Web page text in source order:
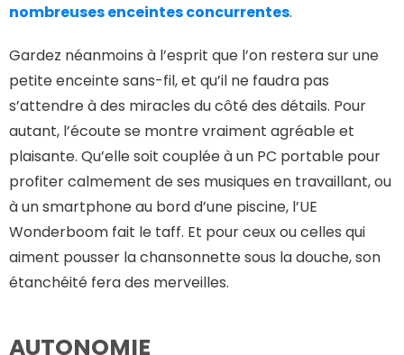
nombreuses enceintes concurrentes.
Gardez néanmoins à l’esprit que l’on restera sur une
petite enceinte sans-fil, et qu’il ne faudra pas
s’attendre à des miracles du côté des détails. Pour
autant, l’écoute se montre vraiment agréable et
plaisante. Qu’elle soit couplée à un PC portable pour
profiter calmement de ses musiques en travaillant, ou
à un smartphone au bord d’une piscine, l’UE
Wonderboom fait le taff. Et pour ceux ou celles qui
aiment pousser la chansonnette sous la douche, son
étanchéité fera des merveilles.
AUTONOMIE